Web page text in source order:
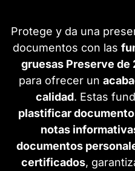
Protege y da una
documentos con las
gruesas Preserve de
para ofrecer un
calidad. Estas
plastificar
notas
documentos
certificados,